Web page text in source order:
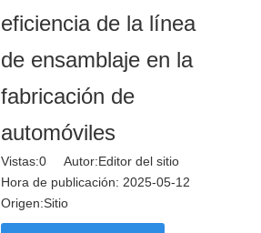
eficiencia de la línea
de ensamblaje en la
fabricación de
automóviles
Vistas:0 Autor:Editor del sitio
Hora de publicación: 2025-05-12
Origen:Sitio